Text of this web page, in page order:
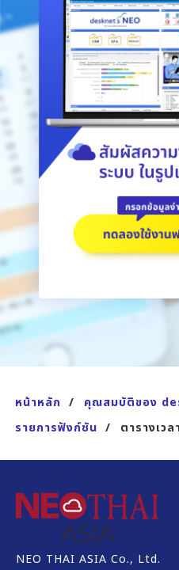
เชื่อมต่อกับ Microsoft365
หน้าหลัก
คุณสมบัติของ
รายการฟังก์ชัน
ตารางเวล
NEO THAI ASIA Co., Ltd.